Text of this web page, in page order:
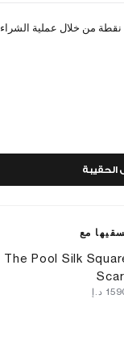
نقطة من خلال عملية الشراء
الحقيبة
مع
The Pool Silk